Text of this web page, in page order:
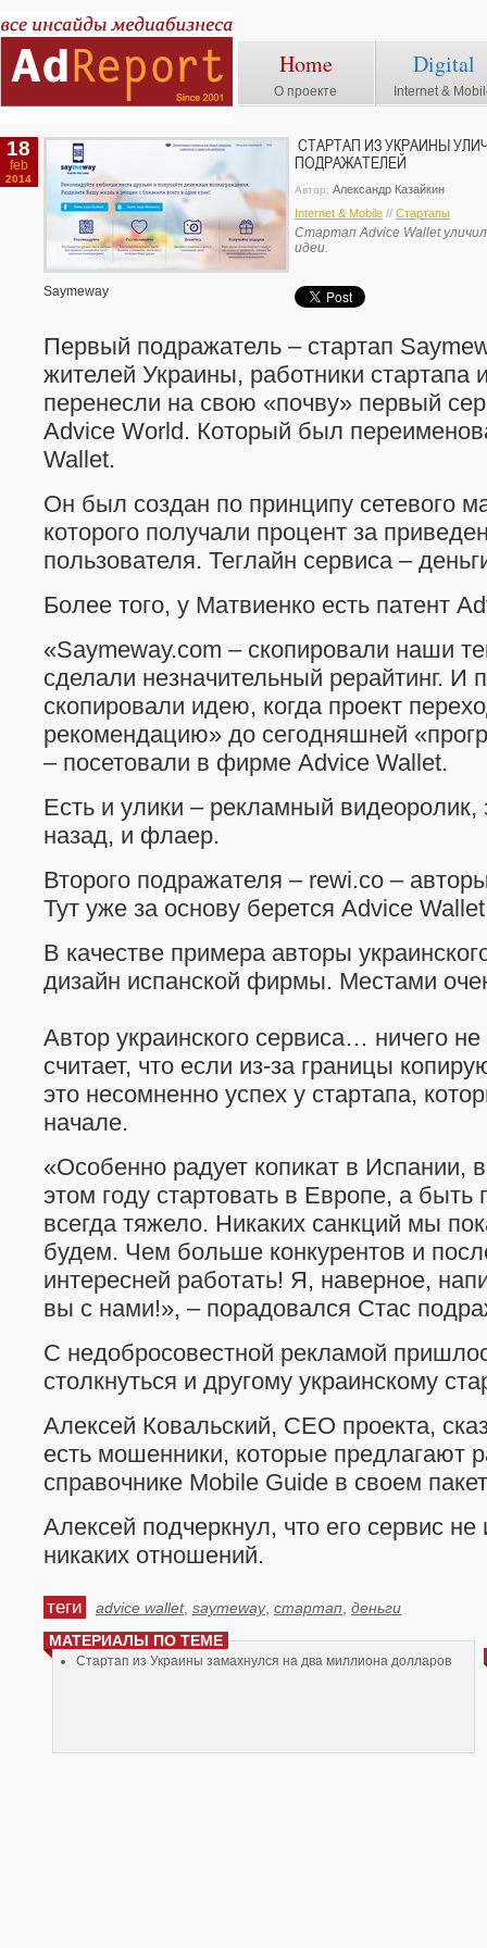
Home
О проекте
Digital
Internet &
18
feb
2014
Saymeway
СТАРТАП ИЗ УКРАИНЫ
ПОДРАЖАТЕЛЕЙ
Автор: Александр Казайкин
Internet & Mobile // Стартапы
Стартап Advice Wallet
идеи.
Первый подражатель – стартап
жителей Украины, работники стартапа
перенесли на свою «почву» первый
Advice World. Который был
Wallet.
Он был создан по принципу сетевого
которого получали процент за
пользователя. Теглайн сервиса –
Более того, у Матвиенко есть патент
«Saymeway.com – скопировали наши
сделали незначительный рерайтинг. И
скопировали идею, когда проект
рекомендацию» до сегодняшней
– посетовали в фирме Advice Wallet.
Есть и улики – рекламный видеоролик,
назад, и флаер.
Второго подражателя – rewi.cо –
Тут уже за основу берется Advice
В качестве примера авторы
дизайн испанской фирмы. Местами
Автор украинского сервиса… ничего
считает, что если из-за границы
это несомненно успех у стартапа,
начале.
«Особенно радует копикат в Испании,
этом году стартовать в Европе, а быть
всегда тяжело. Никаких санкций мы
будем. Чем больше конкурентов и
интересней работать! Я, наверное,
вы с нами!», – порадовался Стас
С недобросовестной рекламой
столкнуться и другому украинскому
Алексей Ковальский, CEO проекта,
есть мошенники, которые предлагают
справочнике Mobile Guide в своем
Алексей подчеркнул, что его сервис
никаких отношений.
теги advice wallet, saymeway, стартап деньги
МАТЕРИАЛЫ ПО ТЕМЕ
Стартап из Украины замахнулся на два миллиона долларов